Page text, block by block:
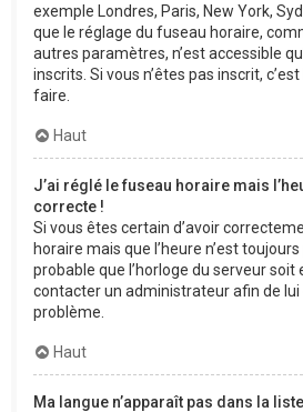
exemple Londres, Paris, New York,
que le réglage du fuseau horaire,
autres paramètres, n’est accessible
inscrits. Si vous n’êtes pas inscrit,
faire.
Haut
J’ai réglé le fuseau horaire mais
correcte !
Si vous êtes certain d’avoir
horaire mais que l’heure n’est
probable que l’horloge du serveur soit
contacter un administrateur afin de
problème.
Haut
Ma langue n’apparaît pas dans la